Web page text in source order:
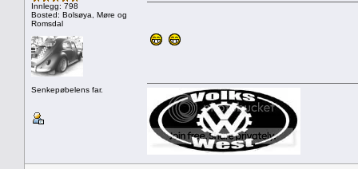
Innlegg: 798
Bosted: Bolsøya, Møre og
Romsdal
Senkepøbelens far.